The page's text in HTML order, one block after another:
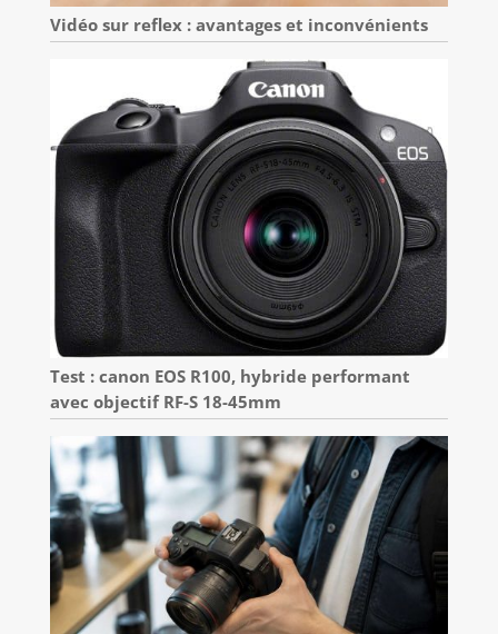
Vidéo sur reflex : avantages et inconvénients
Test : canon EOS R100, hybride performant
avec objectif RF-S 18-45mm